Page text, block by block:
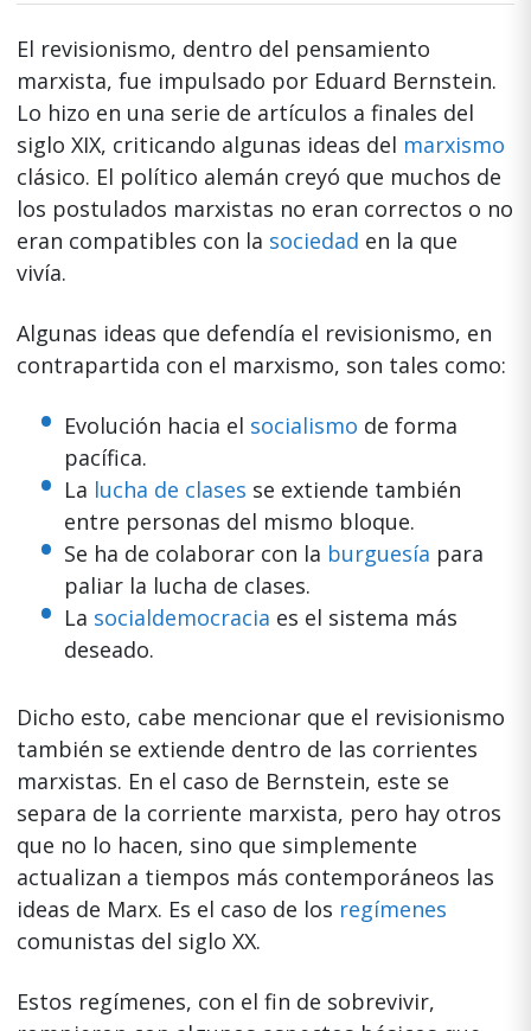
El revisionismo, dentro del pensamiento
marxista, fue impulsado por Eduard Bernstein.
Lo hizo en una serie de artículos a finales del
siglo XIX, criticando algunas ideas del marxismo
clásico. El político alemán creyó que muchos de
los postulados marxistas no eran correctos o no
eran compatibles con la sociedad en la que
vivía.
Algunas ideas que defendía el revisionismo, en
contrapartida con el marxismo, son tales como:
Evolución hacia el socialismo de forma
pacífica.
La lucha de clases se extiende también
entre personas del mismo bloque.
Se ha de colaborar con la burguesía para
paliar la lucha de clases.
La socialdemocracia es el sistema más
deseado.
Dicho esto, cabe mencionar que el revisionismo
también se extiende dentro de las corrientes
marxistas. En el caso de Bernstein, este se
separa de la corriente marxista, pero hay otros
que no lo hacen, sino que simplemente
actualizan a tiempos más contemporáneos las
ideas de Marx. Es el caso de los regímenes
comunistas del siglo XX.
Estos regímenes, con el fin de sobrevivir,